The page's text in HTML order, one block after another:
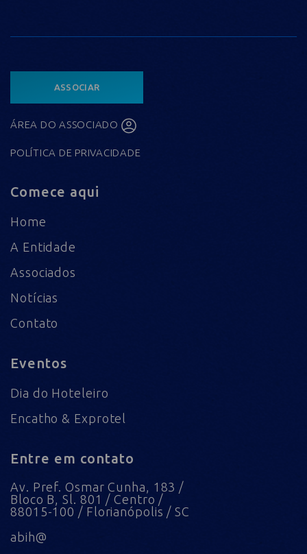
ASSOCIAR
ÁREA DO ASSOCIADO
POLÍTICA DE PRIVACIDADE
Comece aqui
Home
A Entidade
Associados
Notícias
Contato
Eventos
Dia do Hoteleiro
Encatho & Exprotel
Entre em contato
Av. Pref. Osmar Cunha, 183 /
Bloco B, Sl. 801 / Centro /
88015-100 / Florianópolis / SC
abih@